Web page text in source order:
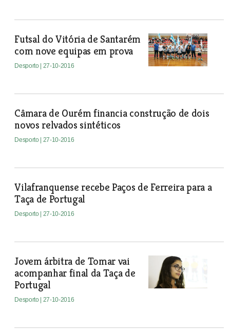
Futsal do Vitória de Santarém
com nove equipas em prova
Desporto | 27-10-2016
Câmara de Ourém financia construção de dois
novos relvados sintéticos
Desporto | 27-10-2016
Vilafranquense recebe Paços de Ferreira para a
Taça de Portugal
Desporto | 27-10-2016
Jovem árbitra de Tomar vai
acompanhar final da Taça de
Portugal
Desporto | 27-10-2016